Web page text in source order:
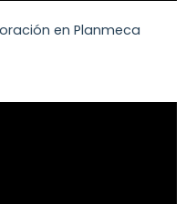
en Planmeca